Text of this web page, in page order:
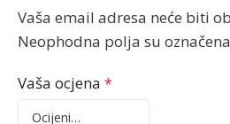
Vaša email adresa neće biti
Neophodna polja su
Vaša ocjena *